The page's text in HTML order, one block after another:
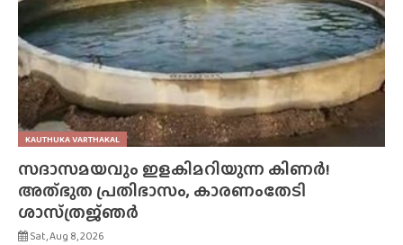
KAUTHUKA VARTHAKAL
സദാസമയവും ഇളകിമറിയുന്ന കിണർ!
അത്‌ഭുത പ്രതിഭാസം, കാരണംതേടി
ശാസ്‌ത്രജ്‌ഞർ
Sat, Aug 8, 2026